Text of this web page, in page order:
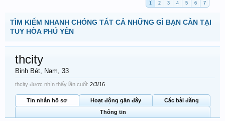
1 2 3 4 5 6 7
TÌM KIẾM NHANH CHÓNG TẤT CẢ NHỮNG GÌ BẠN CẦN TẠI
TUY HÒA PHÚ YÊN
thcity
Binh Bét, Nam, 33
thcity được nhìn thấy lần cuối: 2/3/16
Tin nhắn hồ sơ Hoạt động gần đây
Các bài đăng
Thông tin